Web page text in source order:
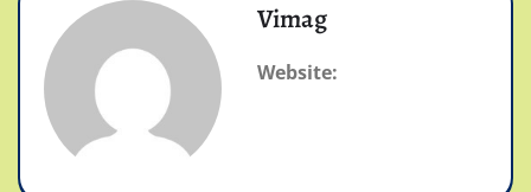
Vimag
Website: